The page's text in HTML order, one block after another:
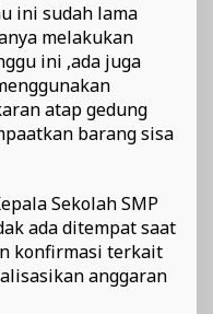
ini sudah lama
melakukan
ini ,ada juga
atap gedung
barang sisa
Sekolah SMP
ada ditempat saat
konfirmasi terkait
anggaran